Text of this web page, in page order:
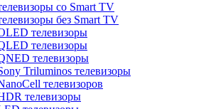
со Smart TV
без Smart TV
телевизоры
телевизоры
телевизоры
Triluminos телевизоры
телевизоров
телевизоры